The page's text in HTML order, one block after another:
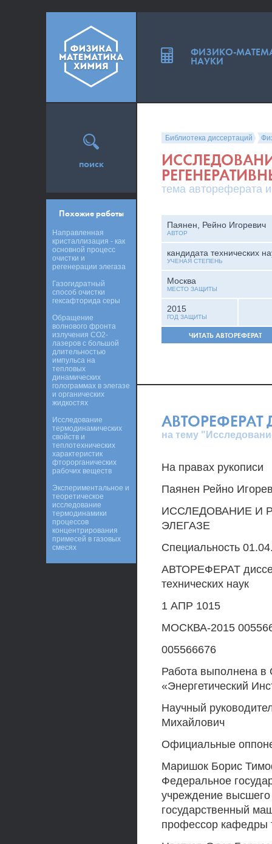
Библиотека диссертаций
тема автореферата
Паянен, Рейно Игоревич
АВТОР
кандидата технических
УЧЕНАЯ СТЕПЕНЬ
Москва
МЕСТО ЗАЩИТЫ
2015
ГОД ЗАЩИТЫ
ЧИТАТЬ АВТОРЕФЕРАТ
АВТОРЕФЕРАТ
на тему
На правах рукописи
Паянен Рейно
ИССЛЕДОВАНИЕ И
ЭЛЕГАЗЕ
Специальность
АВТОРЕФЕРАТ
технических наук
1 АПР 1015
МОСКВА-2015
005566676
Работа выполнена в
«Энергетический
Научный
Михайлович
Официальные
Маришок Борис
Федеральное
учреждение
государственный
профессор кафедры
поиск
Похожие работы
Направленная
кристаллизация - как
основной процесс
очистки и
регенерации элегаза
Газогидратный
способ очистки
гексафторида серы
Обращение
волнового фронта
излучения СO2-
лазеров с большой
длительностью
импульса на
тепловых
динамических
голограммах в элегазе
и органических
жидкостях
Исследование
термодинамических
свойств и
теплотехнических
характеристик
фторорганических
рабочих веществ
Экспериментальное и
теоретическое
исследование
термодинамики
процессов
концентрирования
примесей в газовых
смесях
ФИЗИКО-
НАУКИ